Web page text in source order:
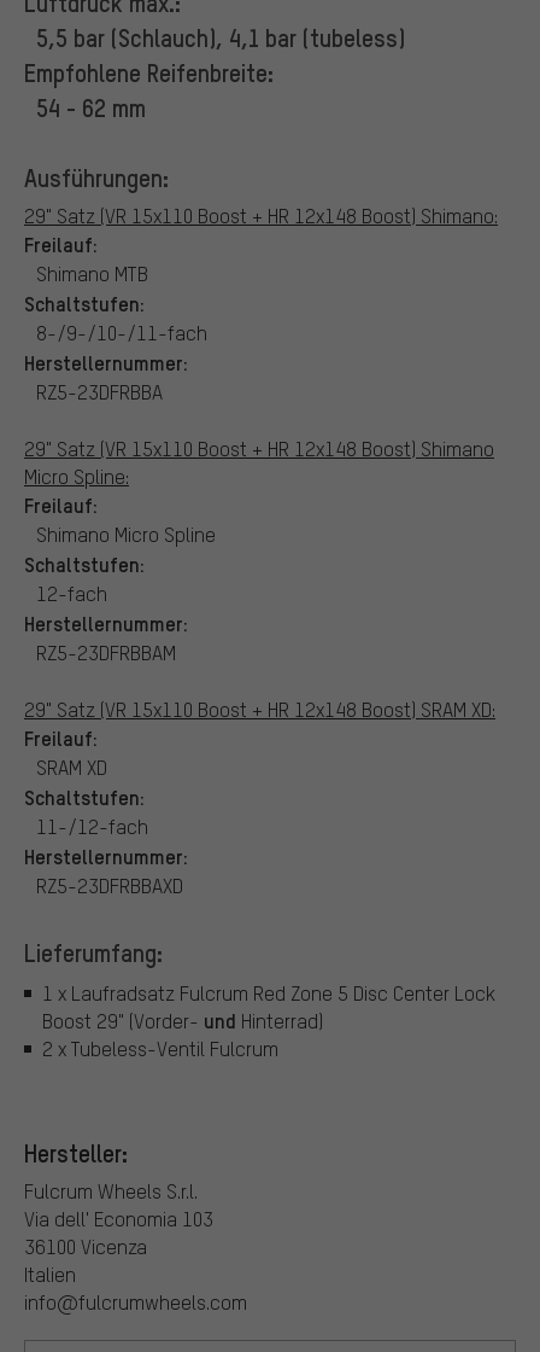
5,5 bar (Schlauch), 4,1 bar (tubeless)
Empfohlene Reifenbreite:
54 - 62 mm
Ausführungen:
29" Satz (VR 15x110 Boost + HR 12x148 Boost) Shimano:
Freilauf:
Shimano MTB
Schaltstufen:
8-/9-/10-/11-fach
Herstellernummer:
RZ5-23DFRBBA
29" Satz (VR 15x110 Boost + HR 12x148 Boost) Shimano
Micro Spline:
Freilauf:
Shimano Micro Spline
Schaltstufen:
12-fach
Herstellernummer:
RZ5-23DFRBBAM
29" Satz (VR 15x110 Boost + HR 12x148 Boost) SRAM XD:
Freilauf:
SRAM XD
Schaltstufen:
11-/12-fach
Herstellernummer:
RZ5-23DFRBBAXD
Lieferumfang:
1 x Laufradsatz Fulcrum Red Zone 5 Disc Center Lock
Boost 29" (Vorder- und Hinterrad)
2 x Tubeless-Ventil Fulcrum
Hersteller:
Fulcrum Wheels S.r.l.
Via dell' Economia 103
36100 Vicenza
Italien
info@fulcrumwheels.com